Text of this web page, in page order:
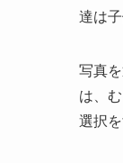
達は
写真
は、
選択